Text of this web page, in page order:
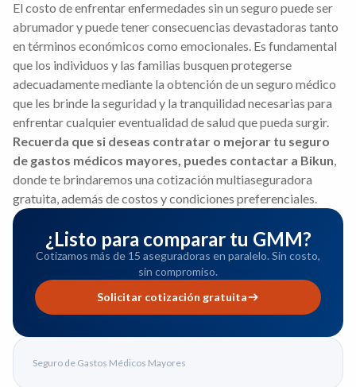
El costo de enfrentar enfermedades sin un seguro puede ser
abrumador y puede tener consecuencias devastadoras tanto
en términos económicos como emocionales. Es fundamental
que los individuos y las familias busquen protegerse
adecuadamente mediante la obtención de un seguro médico
que les brinde la seguridad y la tranquilidad necesarias para
enfrentar cualquier eventualidad de salud que pueda surgir.
Recuerda que si deseas contratar o mejorar tu seguro
de gastos médicos mayores, puedes contactar a Bikun,
donde te brindaremos una cotización multiaseguradora
gratuita, además de costos y condiciones preferenciales.
¿Listo para comparar tu GMM?
Cotizamos más de 15 aseguradoras en paralelo. Sin costo,
sin compromiso.
Solicitar cotización gratuita
Seguro de Gastos Médicos Mayores